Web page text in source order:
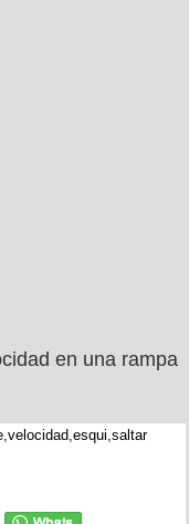
en una rampa